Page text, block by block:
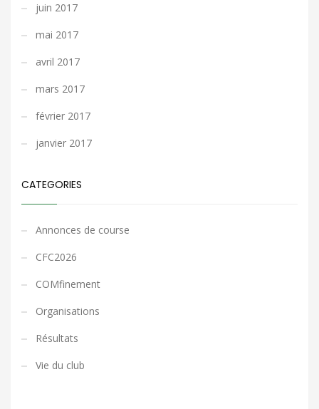
juin 2017
mai 2017
avril 2017
mars 2017
février 2017
janvier 2017
CATEGORIES
Annonces de course
CFC2026
COMfinement
Organisations
Résultats
Vie du club